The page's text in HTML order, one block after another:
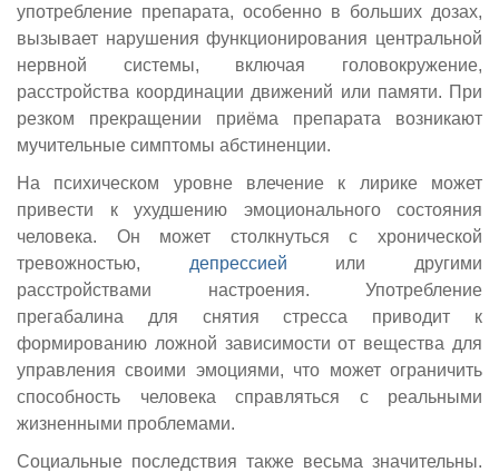
употребление препарата, особенно в больших дозах,
вызывает нарушения функционирования центральной
нервной системы, включая головокружение,
расстройства координации движений или памяти. При
резком прекращении приёма препарата возникают
мучительные симптомы абстиненции.
На психическом уровне влечение к лирике может
привести к ухудшению эмоционального состояния
человека. Он может столкнуться с хронической
тревожностью, депрессией или другими
расстройствами настроения. Употребление
прегабалина для снятия стресса приводит к
формированию ложной зависимости от вещества для
управления своими эмоциями, что может ограничить
способность человека справляться с реальными
жизненными проблемами.
Социальные последствия также весьма значительны.